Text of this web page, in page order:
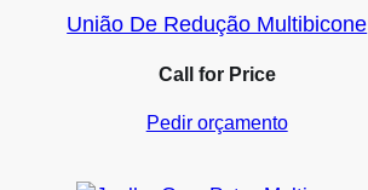
União De Redução Multibicone
Call for Price
Pedir orçamento